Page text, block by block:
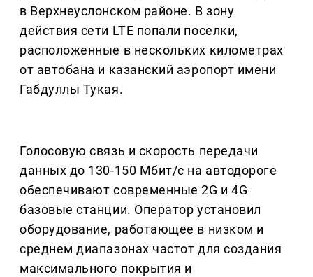
в Верхнеуслонском районе. В зону
действия сети LTE попали поселки,
расположенные в нескольких километрах
от автобана и казанский аэропорт имени
Габдуллы Тукая.
Голосовую связь и скорость передачи
данных до 130-150 Мбит/с на автодороге
обеспечивают современные 2G и 4G
базовые станции. Оператор установил
оборудование, работающее в низком и
среднем диапазонах частот для создания
максимального покрытия и